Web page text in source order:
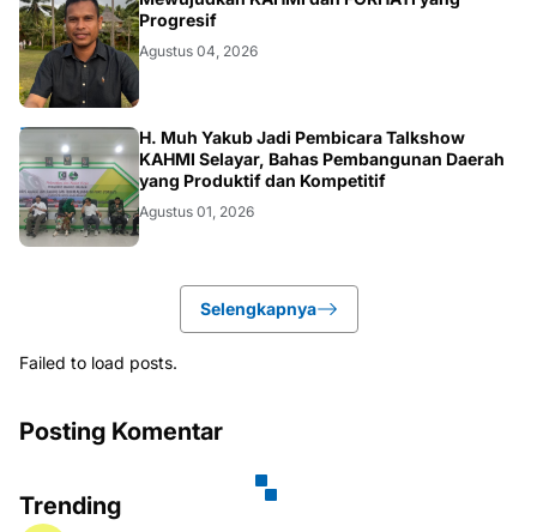
FORHATI
Progresif
Agustus 04, 2026
KAHMI
H. Muh Yakub Jadi Pembicara Talkshow
KAHMI Selayar, Bahas Pembangunan Daerah
yang Produktif dan Kompetitif
Agustus 01, 2026
Selengkapnya
Failed to load posts.
Posting Komentar
Trending